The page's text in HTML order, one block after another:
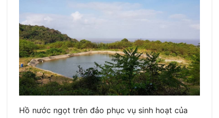
Hồ nước ngọt trên đảo phục vụ sinh hoạt của